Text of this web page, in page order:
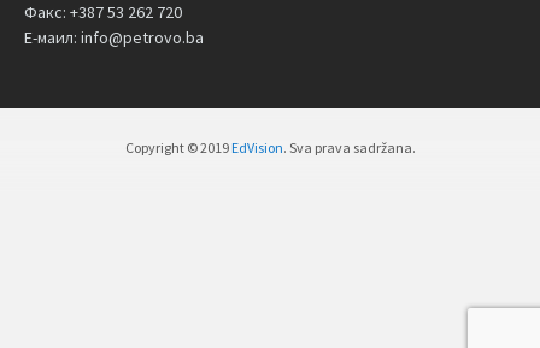
Факс: +387 53 262 720
Е-маил: info@petrovo.ba
Copyright © 2019 EdVision. Sva prava sadržana.